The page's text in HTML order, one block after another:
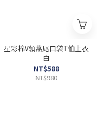
星彩棉V領燕尾口袋T恤上衣
白
NT$588
NT$980